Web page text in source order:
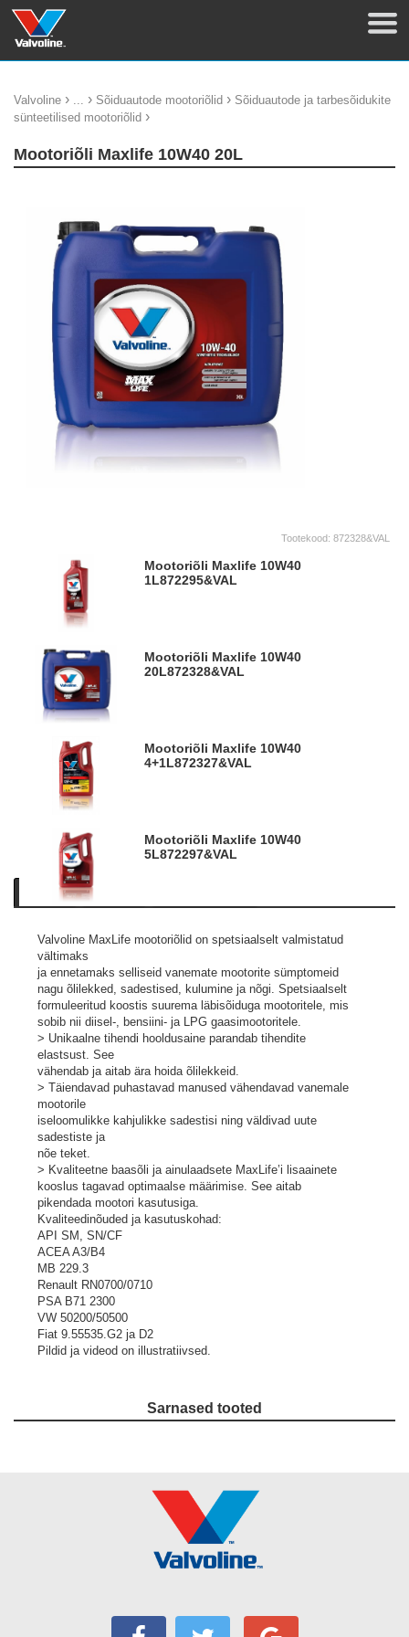
Valvoline › ... › Sõiduautode mootoriõlid › Sõiduautode ja tarbesõidukite
sünteetilised mootoriõlid ›
Mootoriõli Maxlife 10W40 20L
Tootekood: 872328&VAL
Mootoriõli Maxlife 10W40
1L872295&VAL
Mootoriõli Maxlife 10W40
20L872328&VAL
Mootoriõli Maxlife 10W40
4+1L872327&VAL
Mootoriõli Maxlife 10W40
5L872297&VAL
Kirjeldus Tooteinfo
Valvoline MaxLife mootoriõlid on spetsiaalselt valmistatud
vältimaks
ja ennetamaks selliseid vanemate mootorite sümptomeid
nagu õlilekked, sadestised, kulumine ja nõgi. Spetsiaalselt
formuleeritud koostis suurema läbisõiduga mootoritele, mis
sobib nii diisel-, bensiini- ja LPG gaasimootoritele.
> Unikaalne tihendi hooldusaine parandab tihendite
elastsust. See
vähendab ja aitab ära hoida õlilekkeid.
> Täiendavad puhastavad manused vähendavad vanemale
mootorile
iseloomulikke kahjulikke sadestisi ning väldivad uute
sadestiste ja
nõe teket.
> Kvaliteetne baasõli ja ainulaadsete MaxLife’i lisaainete
kooslus tagavad optimaalse määrimise. See aitab
pikendada mootori kasutusiga.
Kvaliteedinõuded ja kasutuskohad:
API SM, SN/CF
ACEA A3/B4
MB 229.3
Renault RN0700/0710
PSA B71 2300
VW 50200/50500
Fiat 9.55535.G2 ja D2
Pildid ja videod on illustratiivsed.
Sarnased tooted